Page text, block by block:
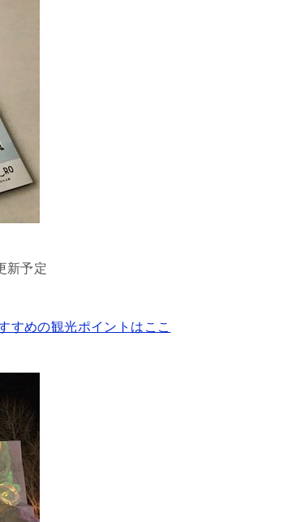
新予定
すめの観光ポイントはここ